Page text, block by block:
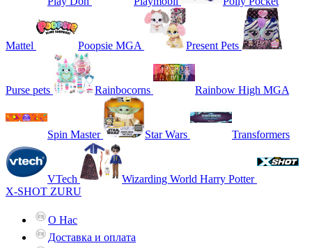
Mattel Poopsie MGA Present Pets
Purse pets Rainbocorns Rainbow High MGA
Spin Master Star Wars Transformers
VTech
Wizarding World Harry Potter
X-SHOT ZURU
О Нас
Доставка и оплата